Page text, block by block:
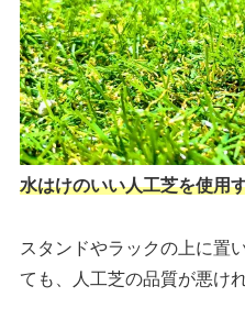
水はけのいい人工芝を使用
スタンドやラックの上に置
ても、人工芝の品質が悪け